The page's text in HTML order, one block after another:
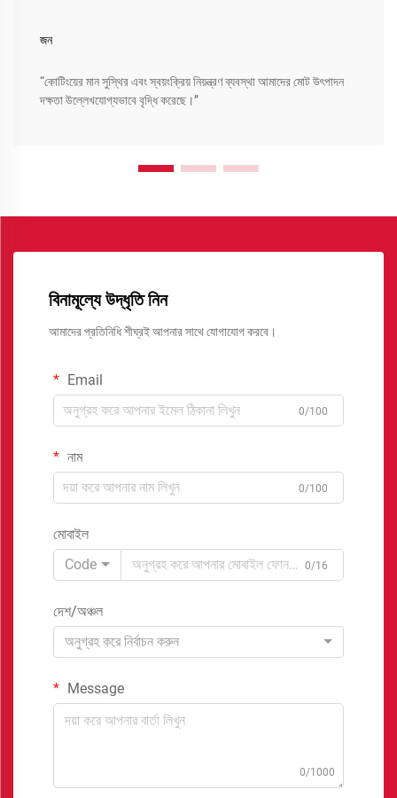
জন
“কোটিংয়ের মান সুস্থির এবং স্বয়ংক্রিয় নিয়ন্ত্রণ ব্যবস্থা আমাদের মোট উৎপাদন
দক্ষতা উল্লেখযোগ্যভাবে বৃদ্ধি করেছে।”
বিনামূল্যে উদ্ধৃতি নিন
আমাদের প্রতিনিধি শীঘ্রই আপনার সাথে যোগাযোগ করবে।
Email
0/100
নাম
0/100
মোবাইল
Code
0/16
দেশ/অঞ্চল
অনুগ্রহ করে নির্বাচন করুন
Message
0/1000